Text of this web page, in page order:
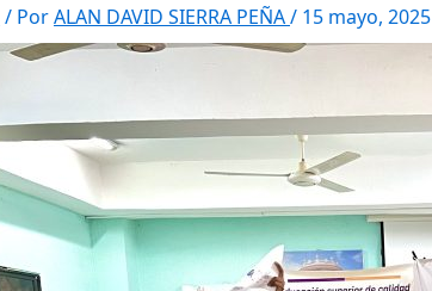
/ PorALAN DAVID SIERRA PEÑA/ 15 mayo, 2025